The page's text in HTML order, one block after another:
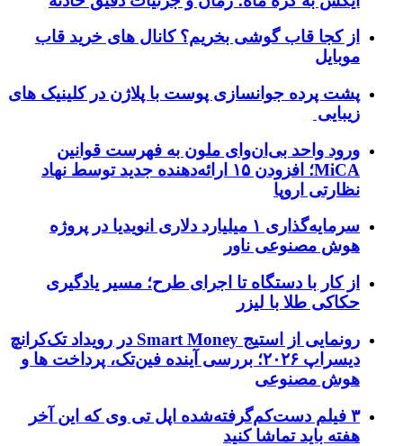
از کجا قاب گوشی بخریم؟ کانال های خرید قاب
موبایل
پشت پرده جوانسازی پوست با پلاژن در کلینیک های
زیبایی
ورود واحد بی‌ان‌وای ملون به فهرست قوانین
MiCA؛ افزودن ۱۵ ارائه‌دهنده جدید توسط نهاد
نظارتی اروپا
سرمایه‌گذاری ۱ میلیارد دلاری انویدیا در پروژه
هوش مصنوعی ناور
از کار با دستگاه تا اجرای طرح؛ مسیر یادگیری
حکاکی طلا با لیزر
رونمایی از استیج Smart Money در رویداد تک‌کرانچ
دیسراپ ۲۰۲۶؛ بررسی آینده فین‌تک، پرداخت‌ ها و
هوش مصنوعی
۳ فیلم دست‌کم‌گرفته‌شده اپل تی وی که این آخر
هفته باید تماشا کنید